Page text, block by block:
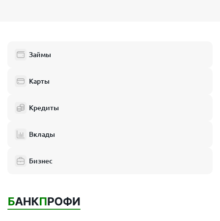
Займы
Карты
Кредиты
Вклады
Бизнес